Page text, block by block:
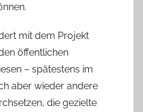
mit dem Projekt
öffentlichen
– spätestens im
aber wieder andere
die gezielte